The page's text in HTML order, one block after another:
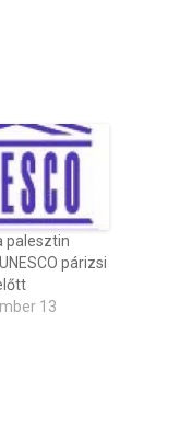
palesztin
párizsi
13